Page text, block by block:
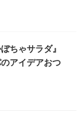
ちゃサラダ』
アイデアおつ